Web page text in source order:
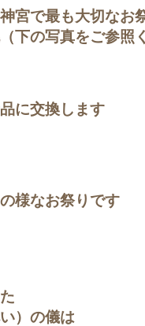
宮で最も大切なお
下の写真をご参照
に交換します
様なお祭りです
）の儀は